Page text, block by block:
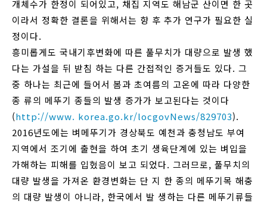
개체수가 한정이 되어있고, 채집 지역도 해남군 산이면 한 곳
이라서 정확한 결론을 위해서는 향 후 추가 연구가 필요한 실
정이다.
흥미롭게도 국내기후변화에 따른 풀무치가 대량으로 발생 했
다는 가설을 뒤 받침 하는 다른 간접적인 증거들도 있다. 그
중 하나는 최근에 들어서 봄과 초여름의 고온에 따라 다양한
종 류의 메뚜기 종들의 발생 증가가 보고된다는 것이다
(http://www. korea.go.kr/locgovNews/829703).
2016년도에는 벼메뚜기가 경상북도 예천과 충청남도 부여
지역에서 조기에 출현을 하여 초기 생육단계에 있는 벼입을
가해하는 피해를 입혔음이 보고 되었다. 그러므로, 풀무치의
대량 발생을 가져온 환경변화는 단 지 한 종의 메뚜기목 해충
의 대량 발생이 아니라, 한국에서 발 생하는 다른 메뚜기류들